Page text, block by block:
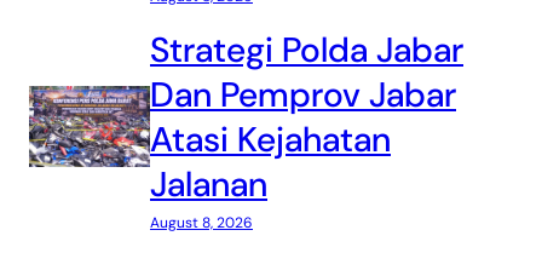
Strategi Polda Jabar
Dan Pemprov Jabar
Atasi Kejahatan
Jalanan
August 8, 2026